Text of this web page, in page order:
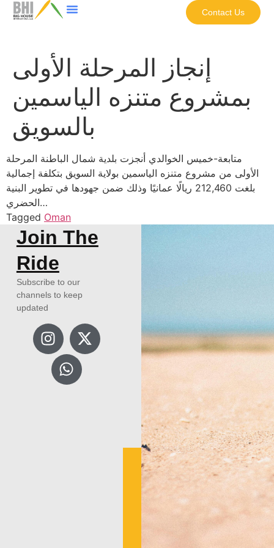
Contact Us
إنجاز المرحلة الأولى
بمشروع متنزه الياسمين
بالسويق
متابعة-خميس الخوالدي أنجزت بلدية شمال الباطنة المرحلة
الأولى من مشروع متنزه الياسمين بولاية السويق بتكلفة إجمالية
بلغت 212,460 ريالًا عمانيًا وذلك ضمن جهودها في تطوير البنية
الحضري…
Tagged Oman
Join The
Ride
Subscribe to our
channels to keep
updated